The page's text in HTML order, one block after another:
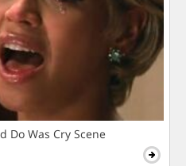
Do Was Cry Scene